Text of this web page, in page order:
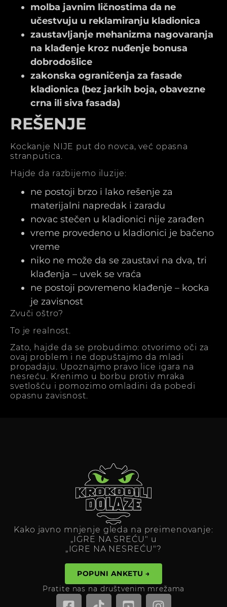
molba javnim ličnostima da ne
učestvuju u reklamiranju kladionica
zaustavljanje mehanizma nagovaranja
na klađenje kroz nuđenje bonusa
dobrodošlice
zakonska ograničenja za fasade
kladionica (bez jarkih boja, obavezne
crna ili siva fasada)
REŠENJE
Kockanje NIJE put do novca, već opasna
stranputica.
Hajde da razbijemo iluzije:
ne postoji brzo i lako rešenje za
materijalni napredak i zaradu
novac stečen u kladionici nije zarađen
vreme provedeno u kladionici je bačeno
vreme
niko ne može da se zaustavi na dva, tri
klađenja – uvek se vraća
ne postoji povremeno klađenje – kocka
je zavisnost
Zvuči oštro?
To je realnost.
Zato, hajde da se probudimo: otvorimo oči za
ovaj problem i ne dopuštajmo da mladi
propadaju. Upoznajmo pravo lice igara na
nesreću. Krenimo u borbu protiv mraka
svetlošću i pomozimo omladini da pobedi
opasnu zavisnost.
Kako javno mnjenje gleda na preimenovanje:
„IGRE NA SREĆU" u
„IGRE NA NESREĆU"?
POPUNI ANKETU →
Pratite nas na društvenim mrežama